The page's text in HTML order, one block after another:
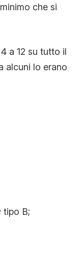
che si
a 12 su tutto il
alcuni lo erano
tipo B;